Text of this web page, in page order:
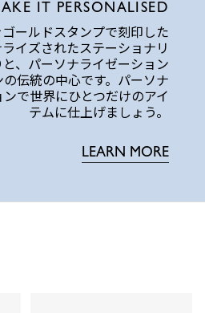
IT PERSONALISED
ールドスタンプで刻印した
イズされたステーショナリ
、パーソナライゼーション
伝統の中心です。パーソナ
で世界にひとつだけのアイ
テムに仕上げましょう。
LEARN MORE